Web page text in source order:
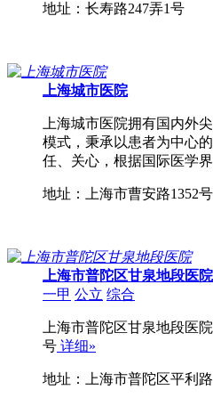
地址：长寿路247弄1号
上海城市医院
上海城市医院拥有国内外
模式，秉承以患者为中心
任、关心，根据国际医学
地址：上海市曹安路1352号
上海市普陀区甘泉地段医院
一甲 公立 综合
上海市普陀区甘泉地段医
号 详细»
地址：上海市普陀区平利